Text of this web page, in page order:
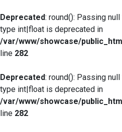
Deprecated: round(): Passing
type int|float is deprecated in
/var/www/showcase/
line 282
Deprecated: round(): Passing
type int|float is deprecated in
/var/www/showcase/
line 282